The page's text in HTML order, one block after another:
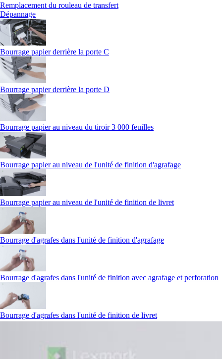
Remplacement du rouleau de transfert
Dépannage
Bourrage papier derrière la porte C
Bourrage papier derrière la porte D
Bourrage papier au niveau du tiroir 3 000 feuilles
Bourrage papier au niveau de l'unité de finition d'agrafage
Bourrage papier au niveau de l'unité de finition de livret
Bourrage d'agrafes dans l'unité de finition d'agrafage
Bourrage d'agrafes dans l'unité de finition avec agrafage et perforation
Bourrage d'agrafes dans l'unité de finition de livret